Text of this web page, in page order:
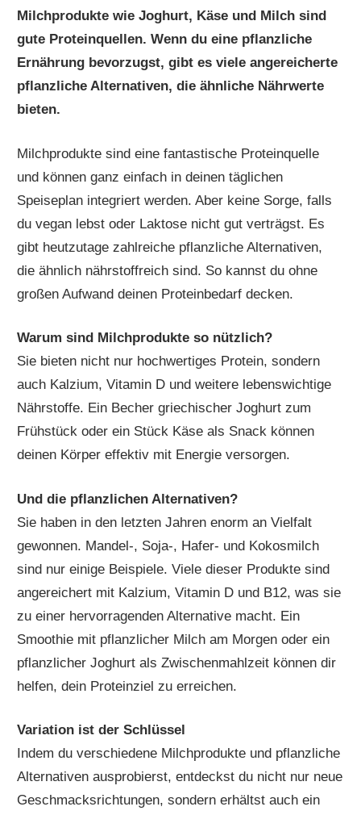
Milchprodukte wie Joghurt, Käse und Milch sind
gute Proteinquellen. Wenn du eine pflanzliche
Ernährung bevorzugst, gibt es viele angereicherte
pflanzliche Alternativen, die ähnliche Nährwerte
bieten.
Milchprodukte sind eine fantastische Proteinquelle
und können ganz einfach in deinen täglichen
Speiseplan integriert werden. Aber keine Sorge, falls
du vegan lebst oder Laktose nicht gut verträgst. Es
gibt heutzutage zahlreiche pflanzliche Alternativen,
die ähnlich nährstoffreich sind. So kannst du ohne
großen Aufwand deinen Proteinbedarf decken.
Warum sind Milchprodukte so nützlich?
Sie bieten nicht nur hochwertiges Protein, sondern
auch Kalzium, Vitamin D und weitere lebenswichtige
Nährstoffe. Ein Becher griechischer Joghurt zum
Frühstück oder ein Stück Käse als Snack können
deinen Körper effektiv mit Energie versorgen.
Und die pflanzlichen Alternativen?
Sie haben in den letzten Jahren enorm an Vielfalt
gewonnen. Mandel-, Soja-, Hafer- und Kokosmilch
sind nur einige Beispiele. Viele dieser Produkte sind
angereichert mit Kalzium, Vitamin D und B12, was sie
zu einer hervorragenden Alternative macht. Ein
Smoothie mit pflanzlicher Milch am Morgen oder ein
pflanzlicher Joghurt als Zwischenmahlzeit können dir
helfen, dein Proteinziel zu erreichen.
Variation ist der Schlüssel
Indem du verschiedene Milchprodukte und pflanzliche
Alternativen ausprobierst, entdeckst du nicht nur neue
Geschmacksrichtungen, sondern erhältst auch ein